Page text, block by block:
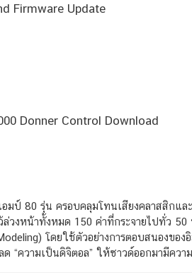
Firmware Update
Donner Control Download
มป์ 80 รุ่น ครอบคลุมโทนเสียงคลาสสิก
วงหน้าทั้งหมด 150 ค่าที่กระจายไปทั่ว
โดยใช้ตัวอย่างการตอบสนองข
“ความเป็นดิจิตอล” ให้ซาวด์ออกมามีควา